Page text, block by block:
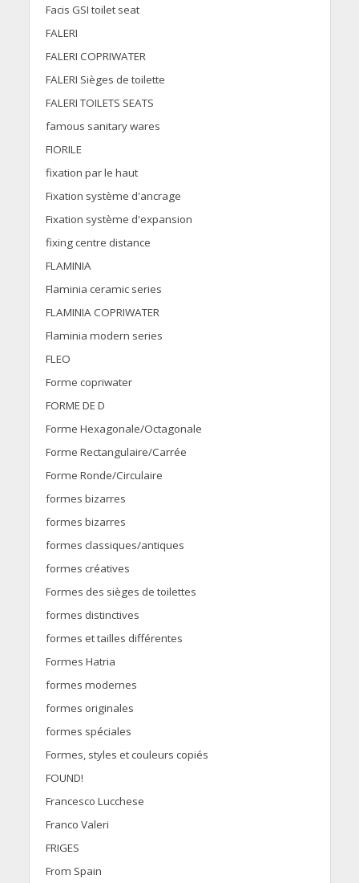
Facis GSI toilet seat
FALERI
FALERI COPRIWATER
FALERI Sièges de toilette
FALERI TOILETS SEATS
famous sanitary wares
FIORILE
fixation par le haut
Fixation système d'ancrage
Fixation système d'expansion
fixing centre distance
FLAMINIA
Flaminia ceramic series
FLAMINIA COPRIWATER
Flaminia modern series
FLEO
Forme copriwater
FORME DE D
Forme Hexagonale/Octagonale
Forme Rectangulaire/Carrée
Forme Ronde/Circulaire
formes bizarres
formes bizarres
formes classiques/antiques
formes créatives
Formes des sièges de toilettes
formes distinctives
formes et tailles différentes
Formes Hatria
formes modernes
formes originales
formes spéciales
Formes, styles et couleurs copiés
FOUND!
Francesco Lucchese
Franco Valeri
FRIGES
From Spain